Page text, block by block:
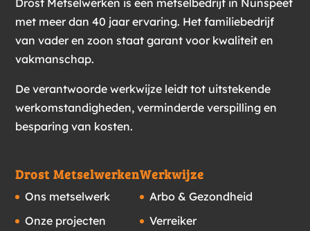
met meer dan 40 jaar ervaring. Het familiebedrijf
van vader en zoon staat garant voor kwaliteit en
vakmanschap.
De verantwoorde werkwijze leidt tot uitstekende
werkomstandigheden, verminderde verspilling en
besparing van kosten.
Drost Metselwerken
Ons metselwerk
Onze projecten
Werkwijze
Arbo & Gezondheid
Verreiker